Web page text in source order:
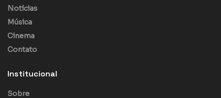
Notícias
Música
Cinema
Contato
Institucional
Sobre